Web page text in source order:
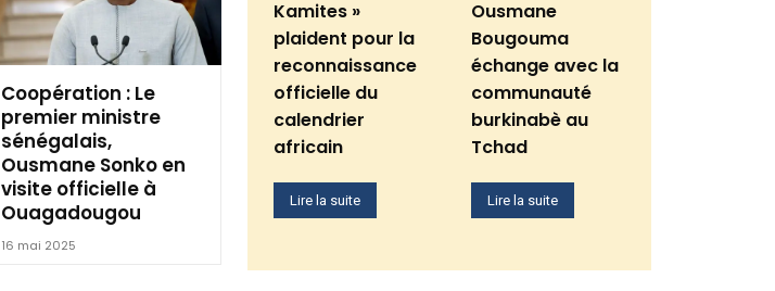
Coopération : Le
premier ministre
sénégalais,
Ousmane Sonko en
visite officielle à
Ouagadougou
16 mai 2025
Kamites »
plaident pour la
reconnaissance
officielle du
calendrier
africain
Lire la suite
Ousmane
Bougouma
échange avec la
communauté
burkinabè au
Tchad
Lire la suite